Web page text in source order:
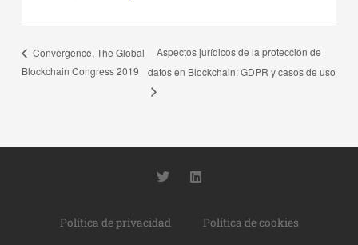
Convergence, The Global
Blockchain Congress 2019
Aspectos jurídicos de la protección de
datos en Blockchain: GDPR y casos de uso
T
t
L
Política de privacidad Política de cookies